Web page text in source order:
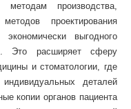
методам производства,
проектирования
выгодного
Это расширяет сферу
и стоматологии, где
индивидуальных деталей
копии органов пациента